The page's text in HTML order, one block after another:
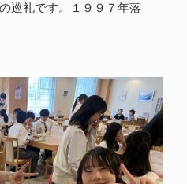
巡礼です。１９９７年落